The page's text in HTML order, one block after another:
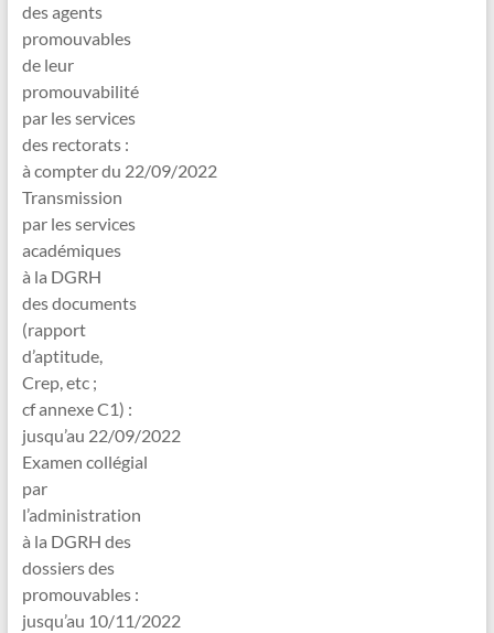
des agents
promouvables
de leur
promouvabilité
par les services
des rectorats :
à compter du 22/09/2022
Transmission
par les services
académiques
à la DGRH
des documents
(rapport
d’aptitude,
Crep, etc ;
cf annexe C1) :
jusqu’au 22/09/2022
Examen collégial
par
l’administration
à la DGRH des
dossiers des
promouvables :
jusqu’au 10/11/2022